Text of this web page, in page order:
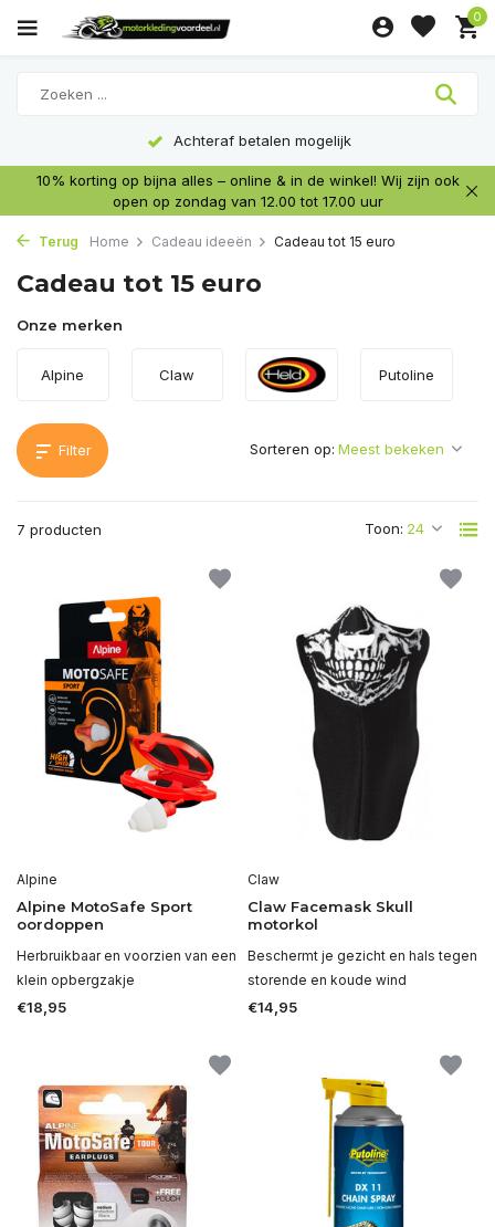
0
Achteraf betalen mogelijk
10% korting op bijna alles – online & in de winkel! Wij zijn ook
open op zondag van 12.00 tot 17.00 uur
Terug Home Cadeau ideeën Cadeau tot 15 euro
Cadeau tot 15 euro
Onze merken
Alpine Claw Putoline
Filter
7 producten Toon:
Sorteren op:
Alpine
Alpine MotoSafe Sport
oordoppen
Herbruikbaar en voorzien van een
klein opbergzakje
€18,95
Claw
Claw Facemask Skull
motorkol
Beschermt je gezicht en hals tegen
storende en koude wind
€14,95